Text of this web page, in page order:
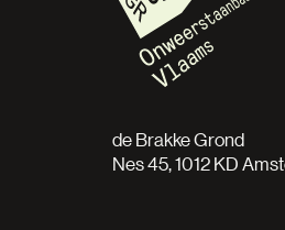
de Brakke Grond
Nes 45, 1012 KD